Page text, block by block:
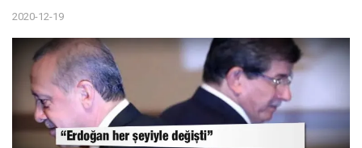
2020-12-19